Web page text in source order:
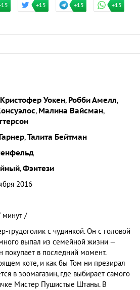
+15 +15 +15
Кристофер Уокен, Робби Амелл,
, Малина Вайсман,
,Талита Бейтман
,Фэнтези
2016
минут /
трудоголик с чудинкой. Он с головой
выпал из семейной жизни —
покупает в последний момент.
коте, и как бы Том ни презирал
в зоомагазин, где выбирает самого
Мистер Пушистые Штаны. В